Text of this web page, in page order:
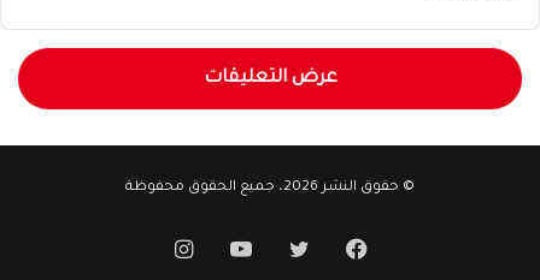
عرض التعليقات
© حقوق النشر 2026، جميع الحقوق محفوظة
فيسبوكتويتر يوتيوبانستقرام